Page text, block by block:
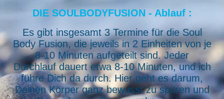
DIE SOULBODYFUSION - Ablauf :
Es gibt insgesamt 3 Termine für die Soul
Body Fusion, die jeweils in 2 Einheiten von je
8-10 Minuten aufgeteilt sind. Jeder
Durchlauf dauert etwa 8-10 Minuten, und ich
führe Dich da durch. Hier geht es darum,
Deinen Körper ganz bewusst zu spüren und